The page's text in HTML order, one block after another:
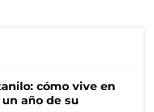
cómo vive en
año de su